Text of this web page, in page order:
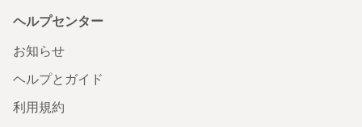
ヘルプセンター
お知らせ
ヘルプとガイド
利用規約